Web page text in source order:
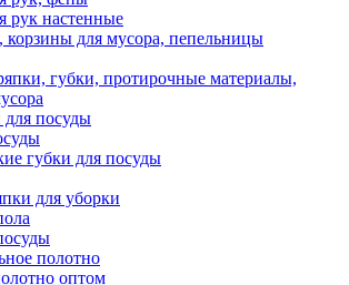
рук настенные
корзины для мусора, пепельницы
губки, протирочные материалы,
для посуды
губки для посуды
для уборки
полотно
оптом